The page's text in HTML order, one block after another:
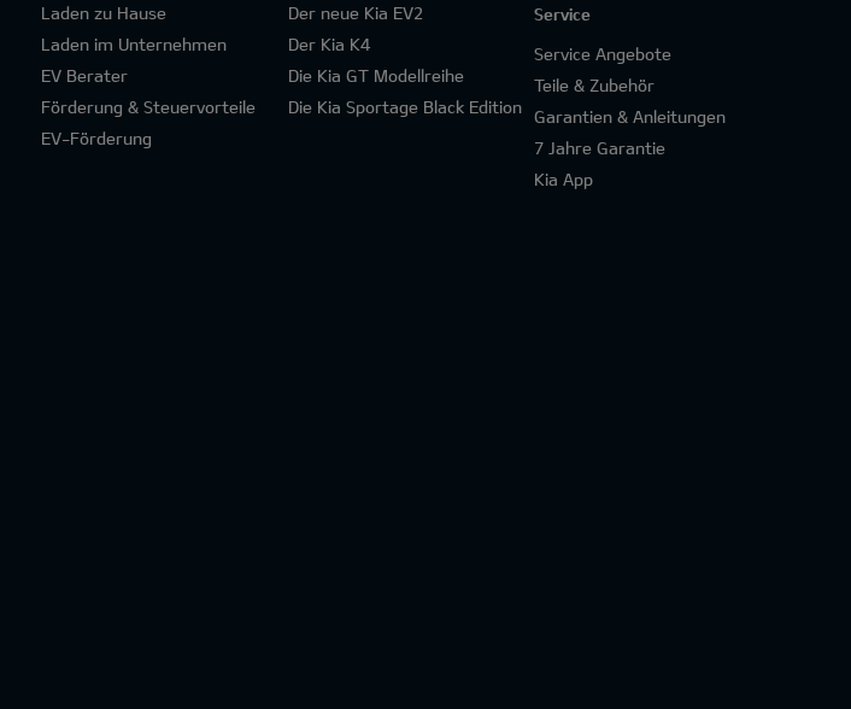
Laden zu Hause
Laden im Unternehmen
EV Berater
Förderung & Steuervorteile
EV-Förderung
Der neue Kia EV2
Der Kia K4
Die Kia GT Modellreihe
Die Kia Sportage Black Edition
Service
Service Angebote
Teile & Zubehör
Garantien & Anleitungen
7 Jahre Garantie
Kia App